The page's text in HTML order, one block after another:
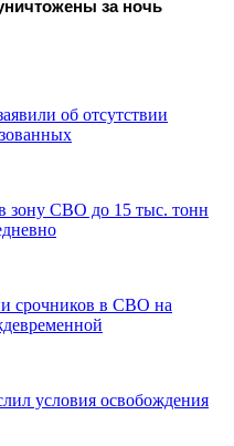
за ночь
об отсутствии
зону СВО до 15 тыс. тонн
срочников в СВО на
условия освобождения